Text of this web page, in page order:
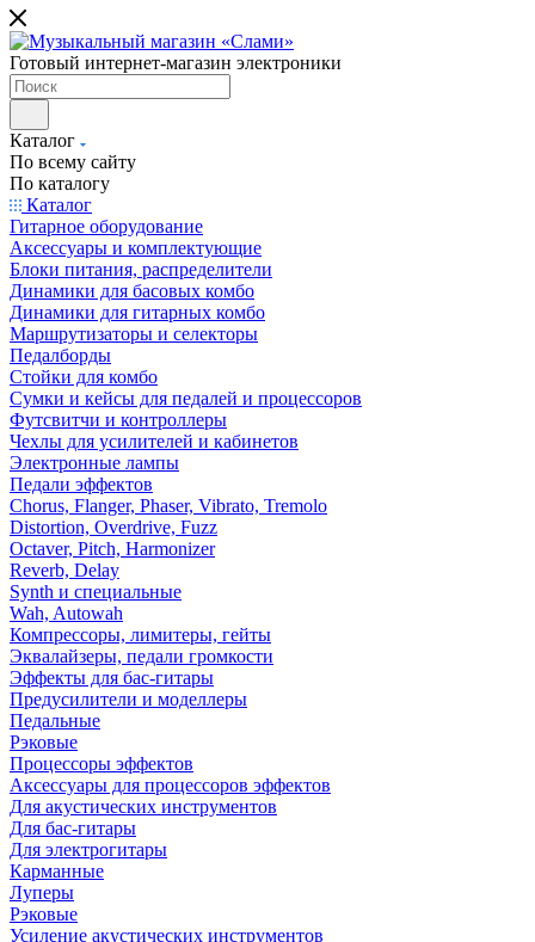
Готовый интернет-магазин электроники
Каталог
По всему сайту
По каталогу
Каталог
Гитарное оборудование
Аксессуары и комплектующие
Блоки питания, распределители
Динамики для басовых комбо
Динамики для гитарных комбо
Маршрутизаторы и селекторы
Педалборды
Стойки для комбо
Сумки и кейсы для педалей и процессоров
Футсвитчи и контроллеры
Чехлы для усилителей и кабинетов
Электронные лампы
Педали эффектов
Chorus, Flanger, Phaser, Vibrato, Tremolo
Distortion, Overdrive, Fuzz
Octaver, Pitch, Harmonizer
Reverb, Delay
Synth и специальные
Wah, Autowah
Компрессоры, лимитеры, гейты
Эквалайзеры, педали громкости
Эффекты для бас-гитары
Предусилители и моделлеры
Педальные
Рэковые
Процессоры эффектов
Аксессуары для процессоров эффектов
Для акустических инструментов
Для бас-гитары
Для электрогитары
Карманные
Луперы
Рэковые
Усиление акустических инструментов